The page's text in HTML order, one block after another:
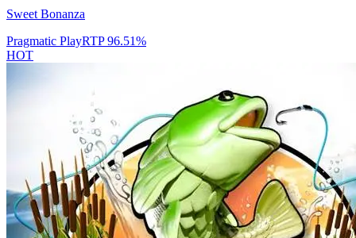
Sweet Bonanza
Pragmatic PlayRTP96.51%
HOT